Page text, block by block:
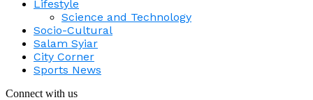
Lifestyle
Science and Technology
Socio-Cultural
Salam Syiar
City Corner
Sports News
Connect with us